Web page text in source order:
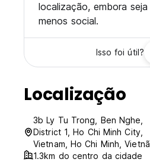
localização, embora seja
menos social.
Isso foi útil?
Localização
3b Ly Tu Trong, Ben Nghe,
District 1, Ho Chi Minh City,
Vietnam, Ho Chi Minh, Vietnã
1.3km do centro da cidade